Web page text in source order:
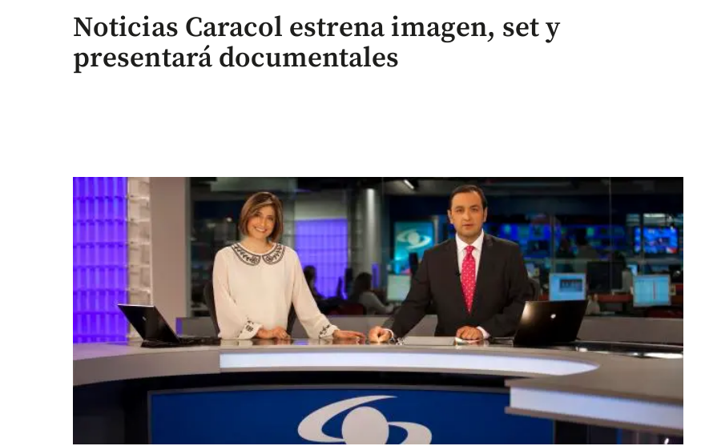
Noticias Caracol estrena imagen, set y
presentará documentales